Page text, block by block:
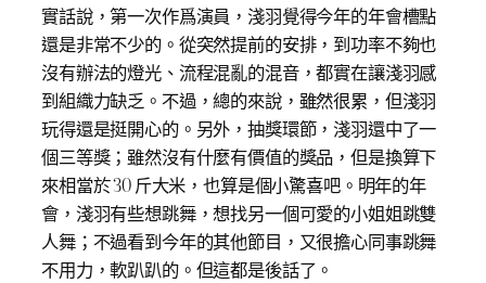
實話說，第一次作爲演員，淺羽覺得今年的年會槽點
還是非常不少的。從突然提前的安排，到功率不夠也
沒有辦法的燈光、流程混亂的混音，都實在讓淺羽感
到組織力缺乏。不過，總的來說，雖然很累，但淺羽
玩得還是挺開心的。另外，抽獎環節，淺羽還中了一
個三等獎；雖然沒有什麼有價值的獎品，但是換算下
來相當於 30 斤大米，也算是個小驚喜吧。明年的年
會，淺羽有些想跳舞，想找另一個可愛的小姐姐跳雙
人舞；不過看到今年的其他節目，又很擔心同事跳舞
不用力，軟趴趴的。但這都是後話了。